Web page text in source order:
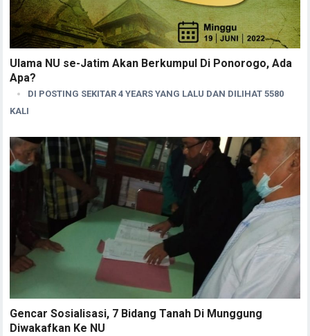
Ulama NU se-Jatim Akan Berkumpul Di Ponorogo, Ada
Apa?
DI POSTING SEKITAR 4 YEARS YANG LALU DAN DILIHAT 5580
KALI
Gencar Sosialisasi, 7 Bidang Tanah Di Munggung
Diwakafkan Ke NU